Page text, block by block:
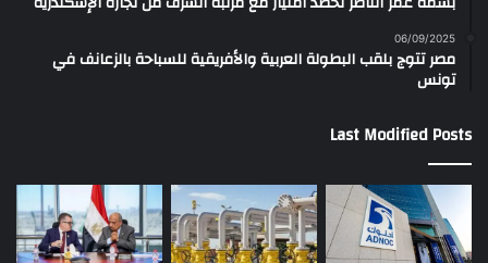
06/09/2025
مصر تتوج بلقب البطولة العربية والأفريقية للسباحة بالزعانف في
تونس
Last Modified Posts